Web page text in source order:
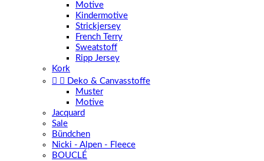
Motive
Kindermotive
Strickjersey
French Terry
Sweatstoff
Ripp Jersey
Kork
  Deko & Canvasstoffe
Muster
Motive
Jacquard
Sale
Bündchen
Nicki - Alpen - Fleece
BOUCLÉ